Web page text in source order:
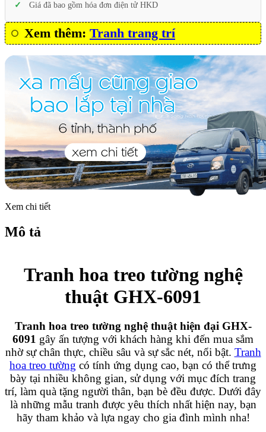
Giá đã bao gồm hóa đơn điện tử HKD
Xem thêm: Tranh trang trí
Xem chi tiết
Mô tả
Tranh hoa treo tường nghệ
thuật GHX-6091
Tranh hoa treo tường nghệ thuật hiện đại GHX-
6091 gây ấn tượng với khách hàng khi đến mua sắm
nhờ sự chân thực, chiều sâu và sự sắc nét, nổi bật. Tranh
hoa treo tường có tính ứng dụng cao, bạn có thể trưng
bày tại nhiều không gian, sử dụng với mục đích trang
trí, làm quà tặng người thân, bạn bè đều được. Dưới đây
là những mẫu tranh được yêu thích nhất hiện nay, bạn
hãy tham khảo và lựa ngay cho gia đình mình nha!